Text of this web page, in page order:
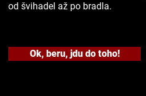
od švihadel až po bradla.
Ok, beru, jdu do toho!